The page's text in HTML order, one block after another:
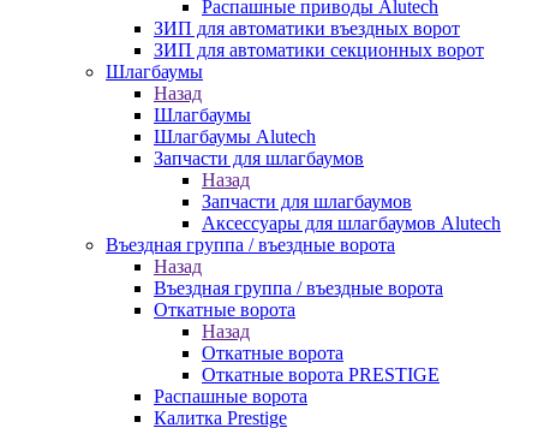
Распашные приводы Alutech
ЗИП для автоматики въездных ворот
ЗИП для автоматики секционных ворот
Шлагбаумы
Назад
Шлагбаумы
Шлагбаумы Alutech
Запчасти для шлагбаумов
Назад
Запчасти для шлагбаумов
Аксессуары для шлагбаумов Alutech
Въездная группа / въездные ворота
Назад
Въездная группа / въездные ворота
Откатные ворота
Назад
Откатные ворота
Откатные ворота PRESTIGE
Распашные ворота
Калитка Prestige